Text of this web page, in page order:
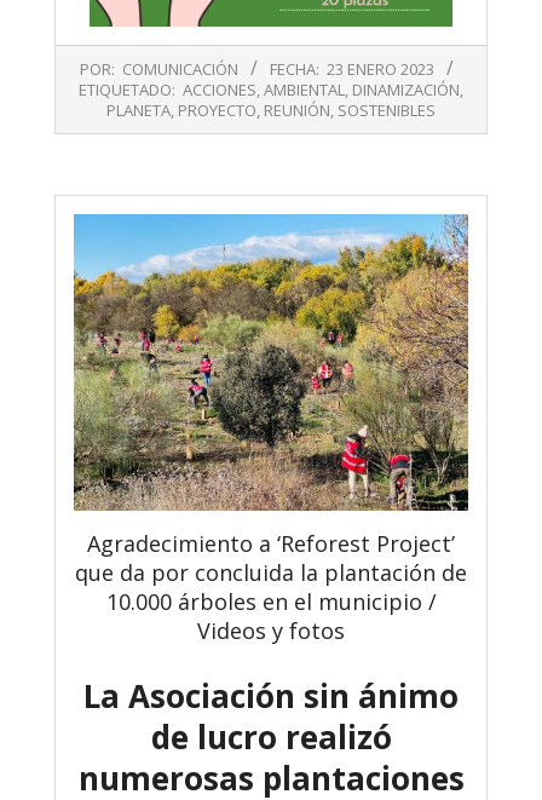
01-
POR: COMUNICACIÓN FECHA: 23 ENERO 2023
ETIQUETADO: ACCIONES,AMBIENTAL, DINAMIZACIÓN,
PLANETA, PROYECTO, REUNIÓN, SOSTENIBLES
Agradecimiento a ‘Reforest Project’
que da por concluida la plantación de
10.000 árboles en el municipio /
Videos y fotos
La Asociación sin ánimo
de lucro realizó
numerosas plantaciones